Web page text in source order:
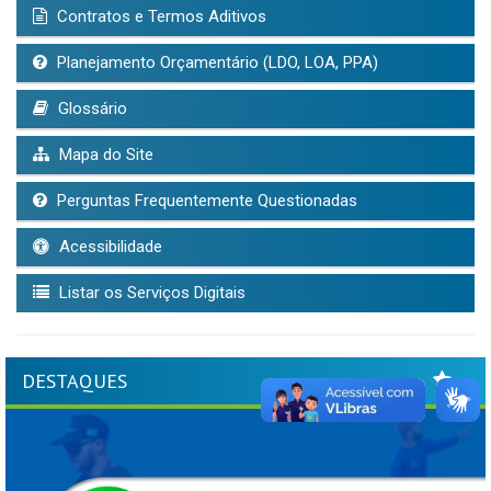
Contratos e Termos Aditivos
Planejamento Orçamentário (LDO, LOA, PPA)
Glossário
Mapa do Site
Perguntas Frequentemente Questionadas
Acessibilidade
Listar os Serviços Digitais
DESTAQUES